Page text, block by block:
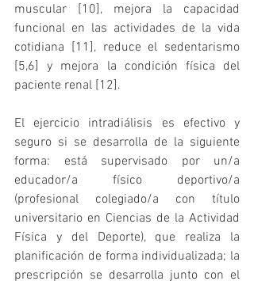
muscular [10], mejora la capacidad
funcional en las actividades de la vida
cotidiana [11], reduce el sedentarismo
[5,6] y mejora la condición física del
paciente renal [12].
El ejercicio intradiálisis es efectivo y
seguro si se desarrolla de la siguiente
forma: está supervisado por un/a
educador/a físico deportivo/a
(profesional colegiado/a con título
universitario en Ciencias de la Actividad
Física y del Deporte), que realiza la
planificación de forma individualizada; la
prescripción se desarrolla junto con el